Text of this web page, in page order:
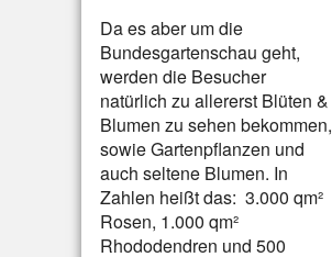
Da es aber um die
Bundesgartenschau geht,
werden die Besucher
natürlich zu allererst Blüten &
Blumen zu sehen bekommen,
sowie Gartenpflanzen und
auch seltene Blumen. In
Zahlen heißt das: 3.000 qm²
Rosen, 1.000 qm²
Rhododendren und 500